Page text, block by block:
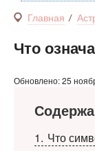
Главная
Что
Обновлено: 25
1
Что